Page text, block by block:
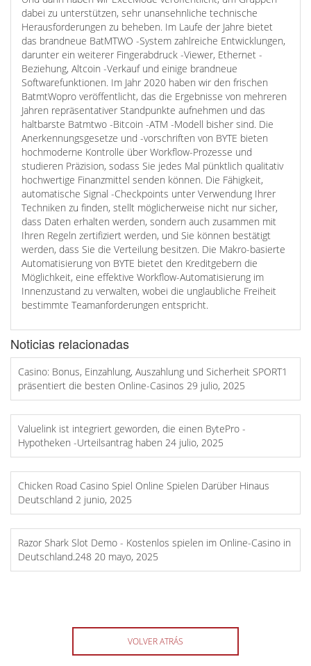
dabei zu unterstützen, sehr unansehnliche technische
Herausforderungen zu beheben. Im Laufe der Jahre bietet
das brandneue BatMTWO -System zahlreiche Entwicklungen,
darunter ein weiterer Fingerabdruck -Viewer, Ethernet -
Beziehung, Altcoin -Verkauf und einige brandneue
Softwarefunktionen. Im Jahr 2020 haben wir den frischen
BatmtWopro veröffentlicht, das die Ergebnisse von mehreren
Jahren repräsentativer Standpunkte aufnehmen und das
haltbarste Batmtwo -Bitcoin -ATM -Modell bisher sind. Die
Anerkennungsgesetze und -vorschriften von BYTE bieten
hochmoderne Kontrolle über Workflow-Prozesse und
studieren Präzision, sodass Sie jedes Mal pünktlich qualitativ
hochwertige Finanzmittel senden können. Die Fähigkeit,
automatische Signal -Checkpoints unter Verwendung Ihrer
Techniken zu finden, stellt möglicherweise nicht nur sicher,
dass Daten erhalten werden, sondern auch zusammen mit
Ihren Regeln zertifiziert werden, und Sie können bestätigt
werden, dass Sie die Verteilung besitzen. Die Makro-basierte
Automatisierung von BYTE bietet den Kreditgebern die
Möglichkeit, eine effektive Workflow-Automatisierung im
Innenzustand zu verwalten, wobei die unglaubliche Freiheit
bestimmte Teamanforderungen entspricht.
Noticias relacionadas
Casino: Bonus, Einzahlung, Auszahlung und Sicherheit SPORT1
präsentiert die besten Online-Casinos 29 julio, 2025
Valuelink ist integriert geworden, die einen BytePro -
Hypotheken -Urteilsantrag haben 24 julio, 2025
Chicken Road Casino Spiel Online Spielen Darüber Hinaus
Deutschland 2 junio, 2025
Razor Shark Slot Demo - Kostenlos spielen im Online-Casino in
Deutschland.248 20 mayo, 2025
VOLVER ATRÁS